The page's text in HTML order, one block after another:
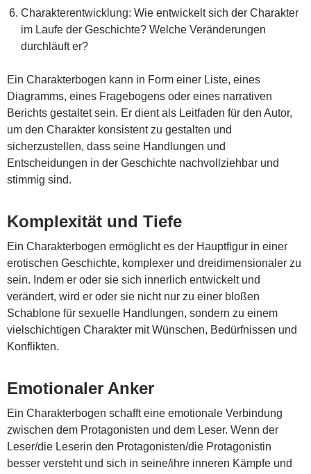
Charakterentwicklung: Wie entwickelt sich der Charakter
im Laufe der Geschichte? Welche Veränderungen
durchläuft er?
Ein Charakterbogen kann in Form einer Liste, eines
Diagramms, eines Fragebogens oder eines narrativen
Berichts gestaltet sein. Er dient als Leitfaden für den Autor,
um den Charakter konsistent zu gestalten und
sicherzustellen, dass seine Handlungen und
Entscheidungen in der Geschichte nachvollziehbar und
stimmig sind.
Komplexität und Tiefe
Ein Charakterbogen ermöglicht es der Hauptfigur in einer
erotischen Geschichte, komplexer und dreidimensionaler zu
sein. Indem er oder sie sich innerlich entwickelt und
verändert, wird er oder sie nicht nur zu einer bloßen
Schablone für sexuelle Handlungen, sondern zu einem
vielschichtigen Charakter mit Wünschen, Bedürfnissen und
Konflikten.
Emotionaler Anker
Ein Charakterbogen schafft eine emotionale Verbindung
zwischen dem Protagonisten und dem Leser. Wenn der
Leser/die Leserin den Protagonisten/die Protagonistin
besser versteht und sich in seine/ihre inneren Kämpfe und